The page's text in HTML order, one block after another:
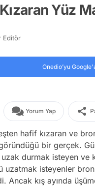
Yüz
Editör
Onedio’yu
Yorum Yap
hafif kızaran ve
bir gerçek.
uzak durmak isteyen ve
uzatmak isteyenler
Ancak kış ayında